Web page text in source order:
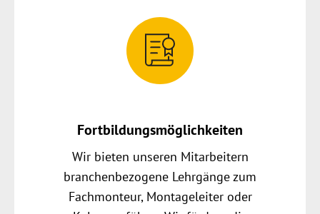
Fortbildungsmöglichkeiten
Wir bieten unseren Mitarbeitern
branchenbezogene Lehrgänge zum
Fachmonteur, Montageleiter oder